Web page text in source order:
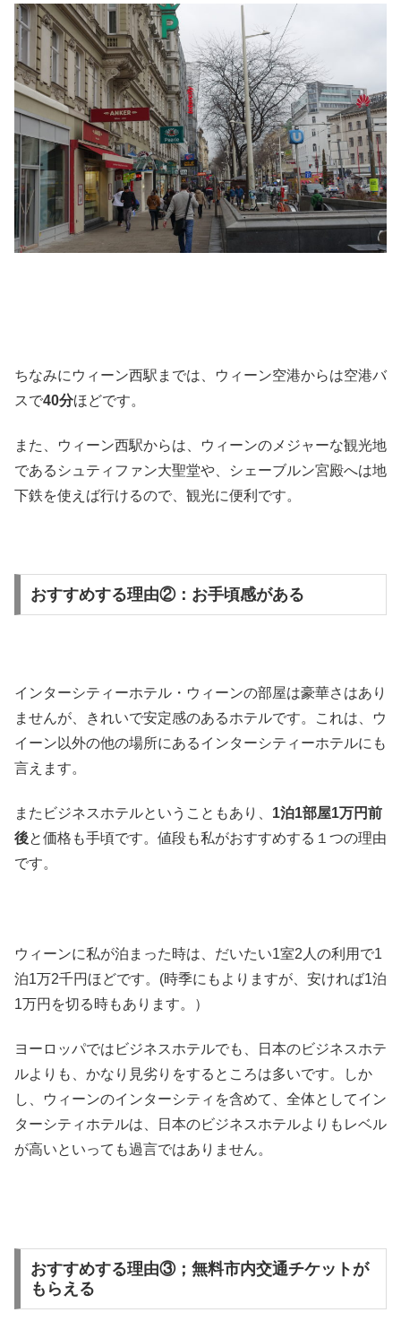
ちなみにウィーン西駅までは、ウィーン空港からは空港バ
スで40分ほどです。
また、ウィーン西駅からは、ウィーンのメジャーな観光地
であるシュティファン大聖堂や、シェーブルン宮殿へは地
下鉄を使えば行けるので、観光に便利です。
おすすめする理由②：お手頃感がある
インターシティーホテル・ウィーンの部屋は豪華さはあり
ませんが、きれいで安定感のあるホテルです。これは、ウ
イーン以外の他の場所にあるインターシティーホテルにも
言えます。
またビジネスホテルということもあり、 1泊1部屋1万円前
後と価格も手頃です。値段も私がおすすめする１つの理由
です。
ウィーンに私が泊まった時は、だいたい1室2人の利用で1
泊1万2千円ほどです。(時季にもよりますが、安ければ1泊
1万円を切る時もあります。）
ヨーロッパではビジネスホテルでも、日本のビジネスホテ
ルよりも、かなり見劣りをするところは多いです。しか
し、ウィーンのインターシティを含めて、全体としてイン
ターシティホテルは、日本のビジネスホテルよりもレベル
が高いといっても過言ではありません。
おすすめする理由③；無料市内交通チケットが
もらえる